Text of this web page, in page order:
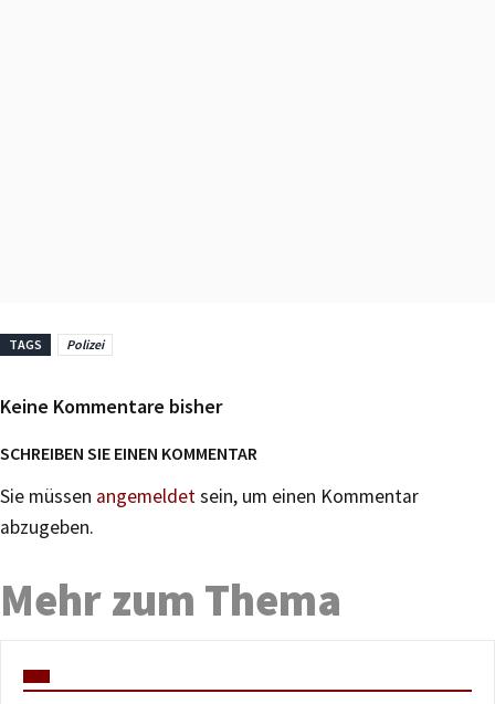
TAGS Polizei
Keine Kommentare bisher
SCHREIBEN SIE EINEN KOMMENTAR
Sie müssen angemeldetsein, um einen Kommentar
abzugeben.
Mehr zum Thema